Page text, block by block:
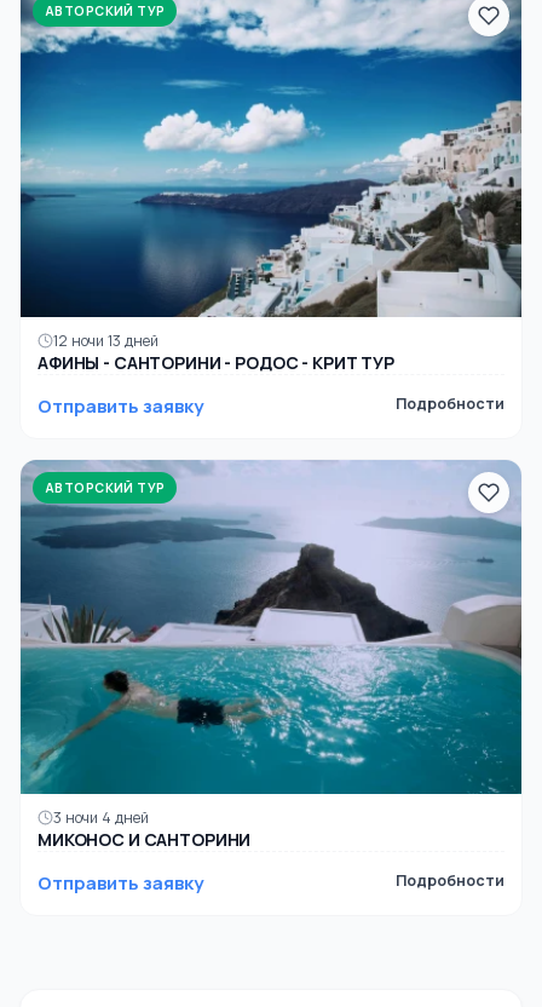
АВТОРСКИЙ ТУР
12 ночи 13 дней
АФИНЫ - САНТОРИНИ - РОДОС - КРИТ ТУР
Отправить заявку Подробности
АВТОРСКИЙ ТУР
3 ночи 4 дней
МИКОНОС И САНТОРИНИ
Отправить заявку Подробности